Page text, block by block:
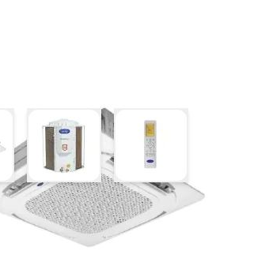
larger imageView larger imageView larger image